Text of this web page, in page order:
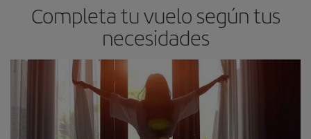
Completa tu vuelo según tus
necesidades